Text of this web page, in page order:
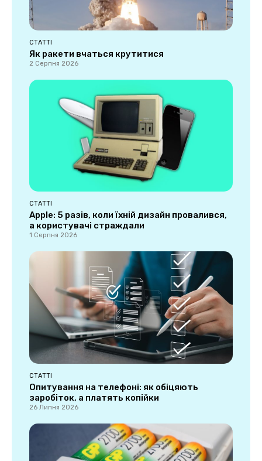
СТАТТІ
Як ракети вчаться крутитися
2 Серпня 2026
СТАТТІ
Apple: 5 разів, коли їхній дизайн провалився,
а користувачі страждали
1 Серпня 2026
СТАТТІ
Опитування на телефоні: як обіцяють
заробіток, а платять копійки
26 Липня 2026